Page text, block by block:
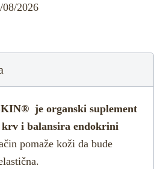
2026
je organski suplement
i balansira endokrini
pomaže koži da bude